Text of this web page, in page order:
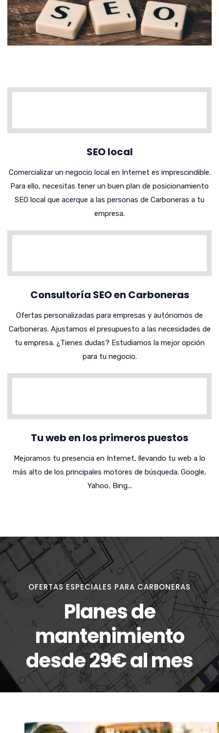
SEO local
Comercializar un negocio local en Internet es imprescindible.
Para ello, necesitas tener un buen plan de posicionamiento
SEO local que acerque a las personas de Carboneras a tu
empresa.
Consultoría SEO en Carboneras
Ofertas personalizadas para empresas y autónomos de
Carboneras. Ajustamos el presupuesto a las necesidades de
tu empresa. ¿Tienes dudas? Estudiamos la mejor opción
para tu negocio.
Tu web en los primeros puestos
Mejoramos tu presencia en Internet, llevando tu web a lo
más alto de los principales motores de búsqueda. Google,
Yahoo, Bing...
OFERTAS ESPECIALES PARA CARBONERAS
Planes de
mantenimiento
desde 29€ al mes